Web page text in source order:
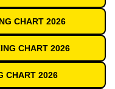
CHART 2026
CHART 2026
CHART 2026